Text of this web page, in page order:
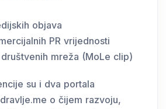
objava
PR vrijednosti
mreža (MoLe clip)
su i dva portala
o čijem razvoju,